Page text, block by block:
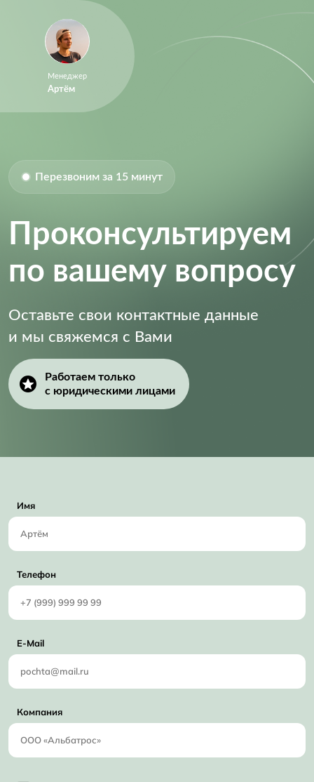
Менеджер
Артём
Перезвоним за 15 минут
Проконсультируем
по вашему вопросу
Оставьте свои контактные данные
и мы свяжемся с Вами
Работаем только
с юридическими лицами
Имя
Телефон
E-Mail
Компания